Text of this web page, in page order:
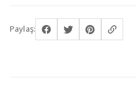
Paylaş: